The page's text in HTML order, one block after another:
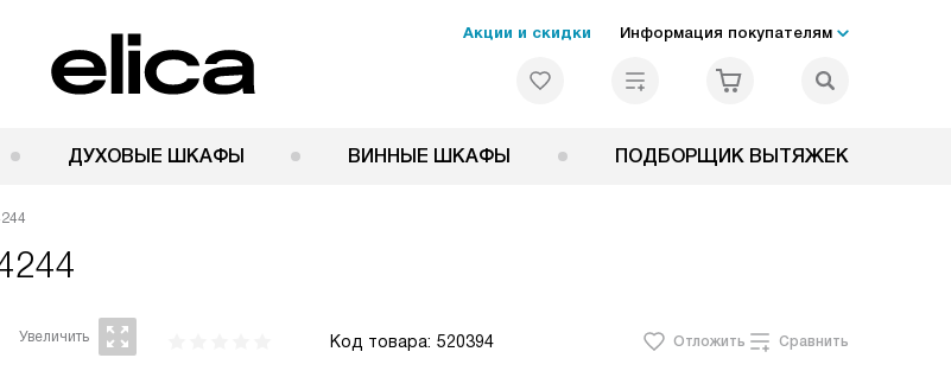
Акции и скидки Информация покупателям
ДУХОВЫЕ ШКАФЫ ВИННЫЕ ШКАФЫ ПОДБОРЩИК ВЫТЯЖЕК
Код товара: 520394 Отложить Сравнить